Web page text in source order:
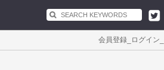
会員登録 ログイン